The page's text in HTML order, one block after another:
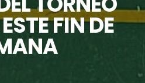
FIN DE